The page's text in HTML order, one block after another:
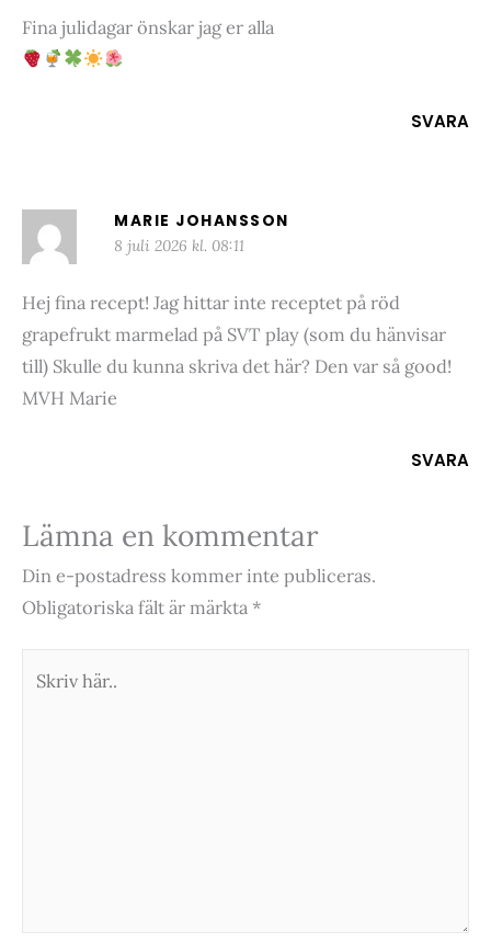
Fina julidagar önskar jag er alla
SVARA
MARIE JOHANSSON
8 juli 2026 kl. 08:11
Hej fina recept! Jag hittar inte receptet på röd
grapefrukt marmelad på SVT play (som du hänvisar
till) Skulle du kunna skriva det här? Den var så good!
MVH Marie
SVARA
Lämna en kommentar
Din e-postadress kommer inte publiceras.
Obligatoriska fält är märkta *
här..